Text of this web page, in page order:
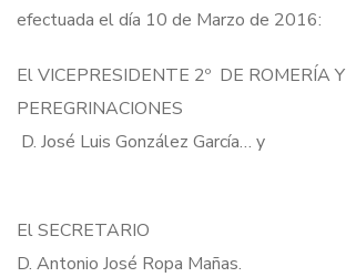
efectuada el día 10 de Marzo de 2016:
El VICEPRESIDENTE 2º DE ROMERÍA Y
PEREGRINACIONES
D. José Luis González García… y
El SECRETARIO
D. Antonio José Ropa Mañas.